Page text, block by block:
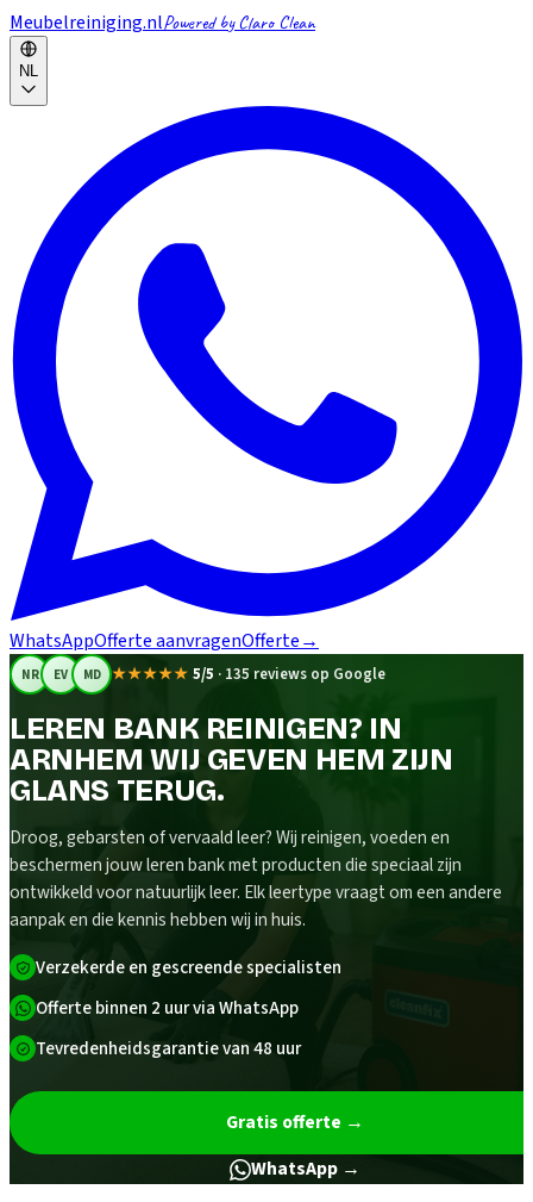
Meubelreiniging.nlPowered by Claro Clean
NL
WhatsAppOfferte aanvragenOfferte→
NR EV MD ★★★★★ 5/5 · 135 reviews op Google
LEREN BANK REINIGEN? IN
ARNHEM WIJ GEVEN HEM ZIJN
GLANS TERUG.
Droog, gebarsten of vervaald leer? Wij reinigen, voeden en
beschermen jouw leren bank met producten die speciaal zijn
ontwikkeld voor natuurlijk leer. Elk leertype vraagt om een andere
aanpak en die kennis hebben wij in huis.
Verzekerde en gescreende specialisten
Offerte binnen 2 uur via WhatsApp
Tevredenheidsgarantie van 48 uur
Gratis offerte →
WhatsApp →